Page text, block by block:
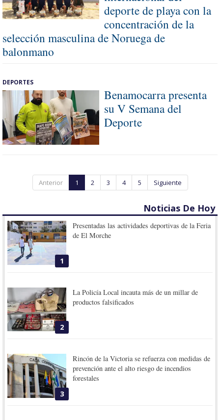
deporte de playa con la
concentración de la
selección masculina de Noruega de
balonmano
DEPORTES
Benamocarra presenta
su V Semana del
Deporte
Anterior 1 2 3 4 5 Siguiente
Noticias De Hoy
1
Presentadas las actividades deportivas de la Feria
de El Morche
2
La Policía Local incauta más de un millar de
productos falsificados
3
Rincón de la Victoria se refuerza con medidas de
prevención ante el alto riesgo de incendios
forestales